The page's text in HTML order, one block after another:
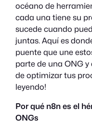
océano de
cada una tiene su
sucede cuando
juntas. Aquí es
puente que une
parte de una ONG
de optimizar tus
leyendo!
Por qué n8n es el
ONGs